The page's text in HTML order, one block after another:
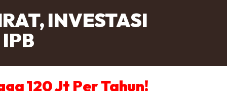
INVESTASI
120 Jt Per Tahun!